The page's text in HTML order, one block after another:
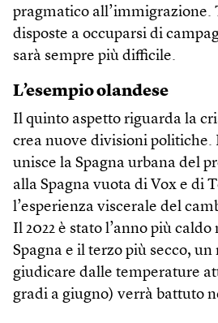
pragmatico all’immigrazione.
disposte a occuparsi di
sarà sempre più difficile.
L’esempio olandese
Il quinto aspetto riguarda la
crea nuove divisioni politiche.
unisce la Spagna urbana del
alla Spagna vuota di Vox e di
l’esperienza viscerale del
Il 2022 è stato l’anno più
Spagna e il terzo più secco, un
giudicare dalle temperature
gradi a giugno) verrà battuto